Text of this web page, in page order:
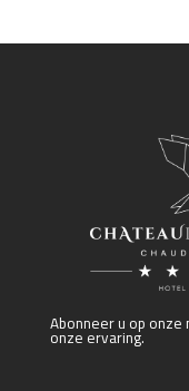
Abonneer u op onze
onze ervaring.